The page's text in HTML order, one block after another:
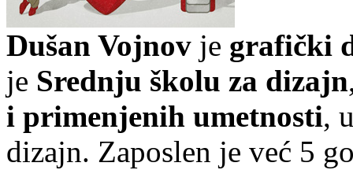
Dušan Vojnov je grafički
je Srednju školu za dizajn
i primenjenih umetnosti,
dizajn. Zaposlen je već 5